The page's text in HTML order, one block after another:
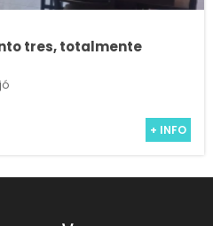
tres, totalmente
+ INFO